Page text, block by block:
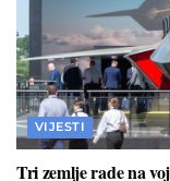
VIJESTI
Tri zemlje rade na